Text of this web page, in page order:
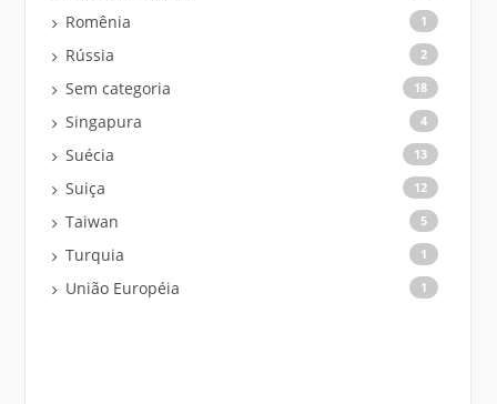
Romênia 1
Rússia 2
Sem categoria 18
Singapura 4
Suécia 13
Suiça 12
Taiwan 5
Turquia 1
União Européia 1